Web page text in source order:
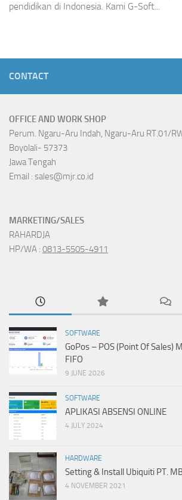
pendidikan di Indonesia. Kami G-Soft...
CONTACT
OFFICE AND WORK SHOP
Perum. Ngaru-Aru Indah, Ngaru-Aru RT.01/
Boyolali- 57373
Jawa Tengah
Email : sales@mjr.co.id
MARKETING/SALES
RAHARDJA
HP/WA : 0813-5505-4911
SOFTWARE
GoPos – POS (Point Of Sales)
FIFO
9 JUNE 2026
SOFTWARE
APLIKASI ABSENSI ONLINE
4 JULY 2024
HARDWARE
Setting & Install Ubiquiti PT.
4 NOVEMBER 2021